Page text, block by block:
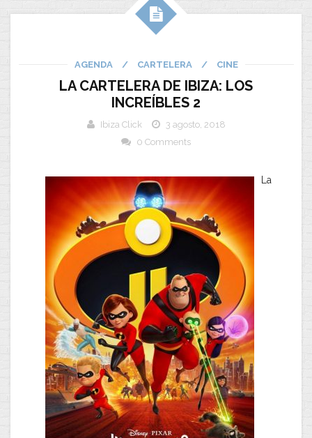
AGENDA / CARTELERA / CINE
LA CARTELERA DE IBIZA: LOS
INCREÍBLES 2
Ibiza Click
3 agosto, 2018
0 Comments
La